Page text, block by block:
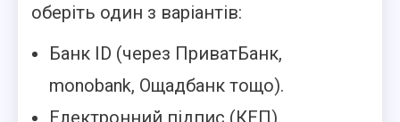
оберіть один з варіантів:
Банк ID (через ПриватБанк,
monobank, Ощадбанк тощо).
Електронний підпис (КЕП).